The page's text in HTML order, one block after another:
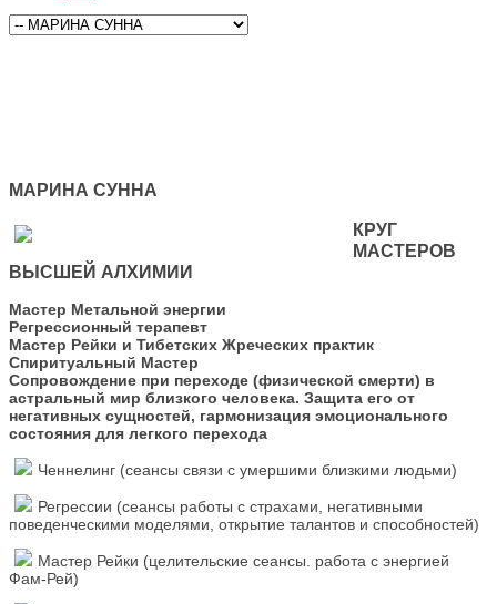
МАРИНА СУННА
КРУГ
МАСТЕРОВ
ВЫСШЕЙ АЛХИМИИ
Мастер Метальной энергии
Регрессионный терапевт
Мастер Рейки и Тибетских Жреческих практик
Спиритуальный Мастер
Сопровождение при переходе (физической смерти) в
астральный мир близкого человека. Защита его от
негативных сущностей, гармонизация эмоционального
состояния для легкого перехода
Ченнелинг (сеансы связи с умершими близкими людьми)
Регрессии (сеансы работы с страхами, негативными
поведенческими моделями, открытие талантов и способностей)
Мастер Рейки (целительские сеансы. работа с энергией
Фам-Рей)